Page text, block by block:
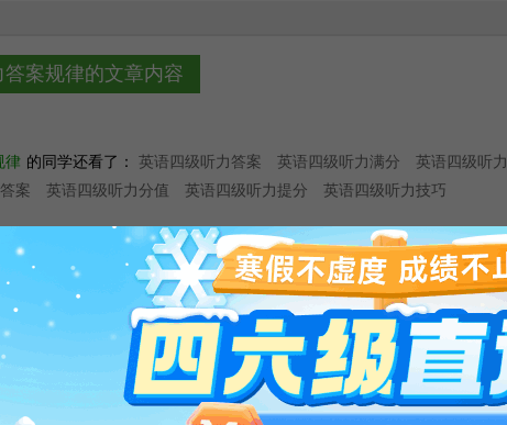
案规律的文章内容
律 的同学还看了： 英语四级听力答案 英语四级听力满分
英语四级听力
案 英语四级听力分值 英语四级听力提分 英语四级听力技巧